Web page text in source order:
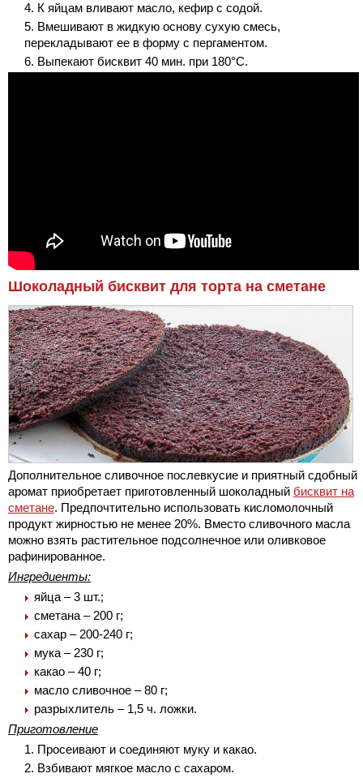
К яйцам вливают масло, кефир с содой.
Вмешивают в жидкую основу сухую смесь,
перекладывают ее в форму с пергаментом.
Выпекают бисквит 40 мин. при 180°С.
Шоколадный бисквит для торта на сметане
Дополнительное сливочное послевкусие и приятный сдобный
аромат приобретает приготовленный шоколадный бисквит на
сметане. Предпочтительно использовать кисломолочный
продукт жирностью не менее 20%. Вместо сливочного масла
можно взять растительное подсолнечное или оливковое
рафинированное.
Ингредиенты:
яйца – 3 шт.;
сметана – 200 г;
сахар – 200-240 г;
мука – 230 г;
какао – 40 г;
масло сливочное – 80 г;
разрыхлитель – 1,5 ч. ложки.
Приготовление
Просеивают и соединяют муку и какао.
Взбивают мягкое масло с сахаром.